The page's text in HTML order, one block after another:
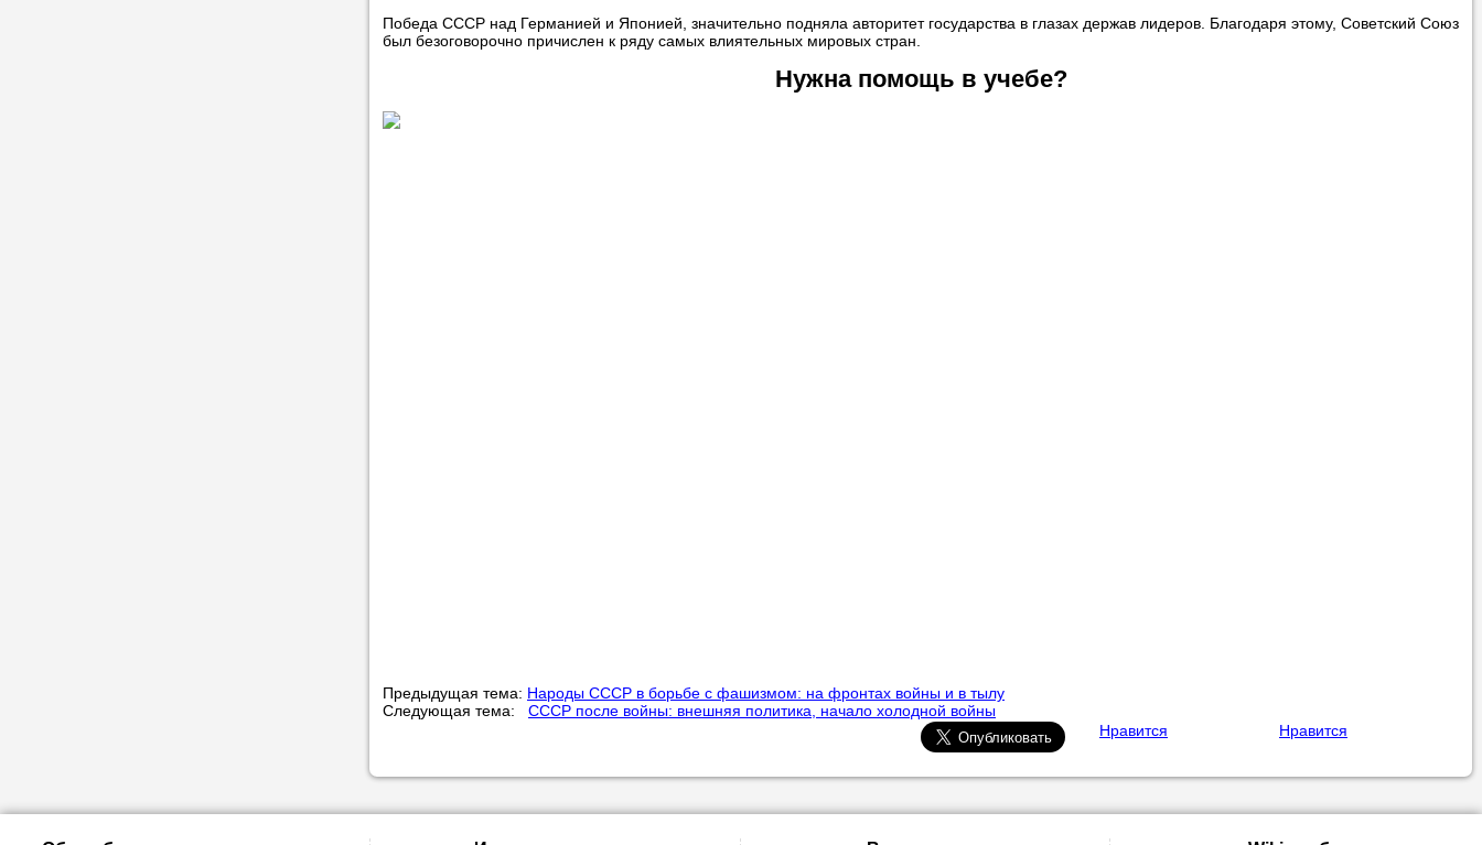
Победа СССР над Германией и Японией, значительно подняла авторитет государства в глазах держав лидеров. Благодаря этому, Советский Союз
был безоговорочно причислен к ряду самых влиятельных мировых стран.
Нужна помощь в учебе?
Предыдущая тема: Народы СССР в борьбе с фашизмом: на фронтах войны и в тылу
Следующая тема: СССР после войны: внешняя политика, начало холодной войны
Нравится
Нравится